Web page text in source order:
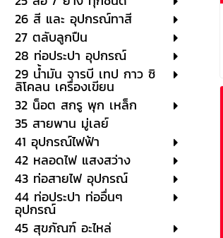
26 สี และ อุปกรณ์ทาสี
27 ตลับลูกปืน
28 ท่อประปา อุปกรณ์
29 น้ำมัน จารบี เทป กาว ซิ
ลิโคลน เครื่องเขียน
32 น็อต สกรู พุก เหล็ก
35 สายพาน มู่เลย์
41 อุปกรณ์ไฟฟ้า
42 หลอดไฟ แสงสว่าง
43 ท่อสายไฟ อุปกรณ์
44 ท่อประปา ท่ออื่นๆ
อุปกรณ์
45 สุขภัณฑ์ อะไหล่